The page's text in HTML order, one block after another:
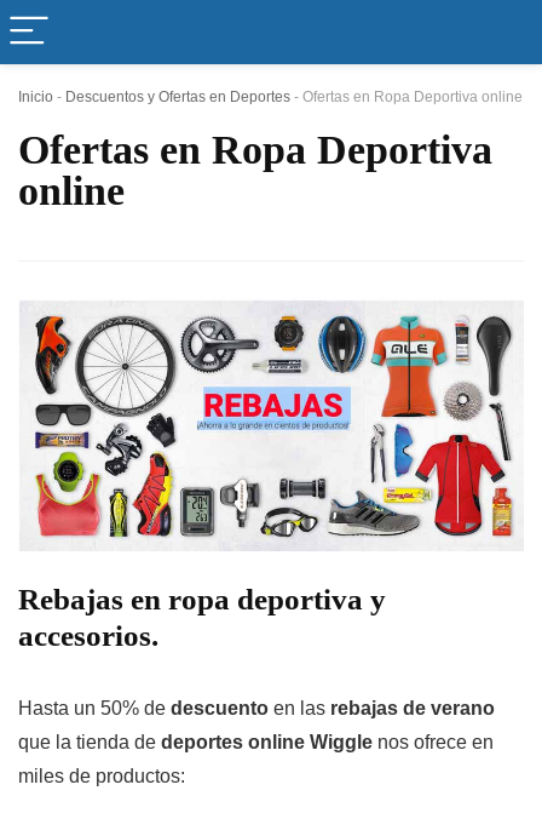
Inicio - Descuentos y Ofertas en Deportes - Ofertas en Ropa Deportiva online
Ofertas en Ropa Deportiva
online
Rebajas en ropa deportiva y
accesorios.
Hasta un 50% de descuento en las rebajas de verano
que la tienda de deportes online Wiggle nos ofrece en
miles de productos: